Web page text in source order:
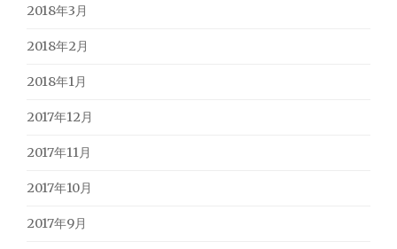
2018年3月
2018年2月
2018年1月
2017年12月
2017年11月
2017年10月
2017年9月